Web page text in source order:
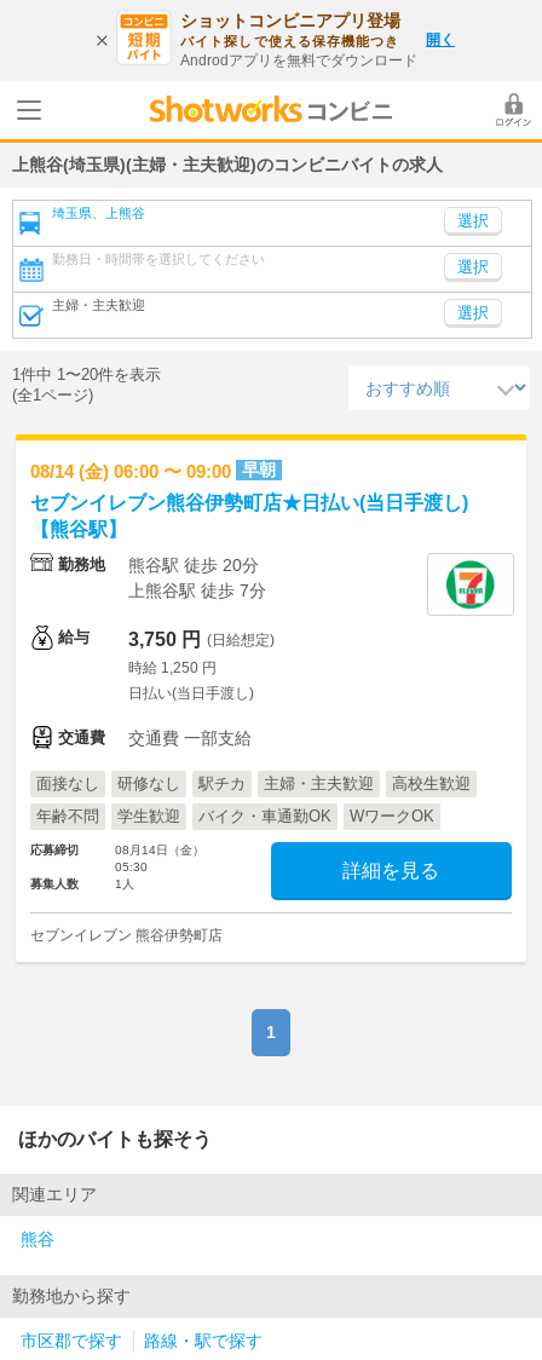
ショットコンビニアプリ登場
バイト探しで使える保存機能つき
Androdアプリを無料でダウンロード
開く
上熊谷(埼玉県)(主婦・主夫歓迎)のコンビニバイトの求人
埼玉県、上熊谷
勤務日・時間帯を選択してください 選択
主婦・主夫歓迎 選択
1件中 1〜20件を表示
(全1ページ)
08/14 (金) 06:00 〜 09:00 早朝
セブンイレブン熊谷伊勢町店★日払い(当日手渡し)
【熊谷駅】
勤務地
熊谷駅 徒歩 20分
上熊谷駅 徒歩 7分
給与 3,750 円 (日給想定)
時給 1,250 円
日払い(当日手渡し)
交通費 交通費 一部支給
面接なし 研修なし 駅チカ 主婦・主夫歓迎
高校生歓迎
年齢不問
学生歓迎 バイク・車通勤OK WワークOK
応募締切
08月14日（金）
05:30
募集人数
1人
詳細を見る
セブンイレブン 熊谷伊勢町店
1
ほかのバイトも探そう
関連エリア
熊谷
勤務地から探す
市区郡で探す 路線・駅で探す